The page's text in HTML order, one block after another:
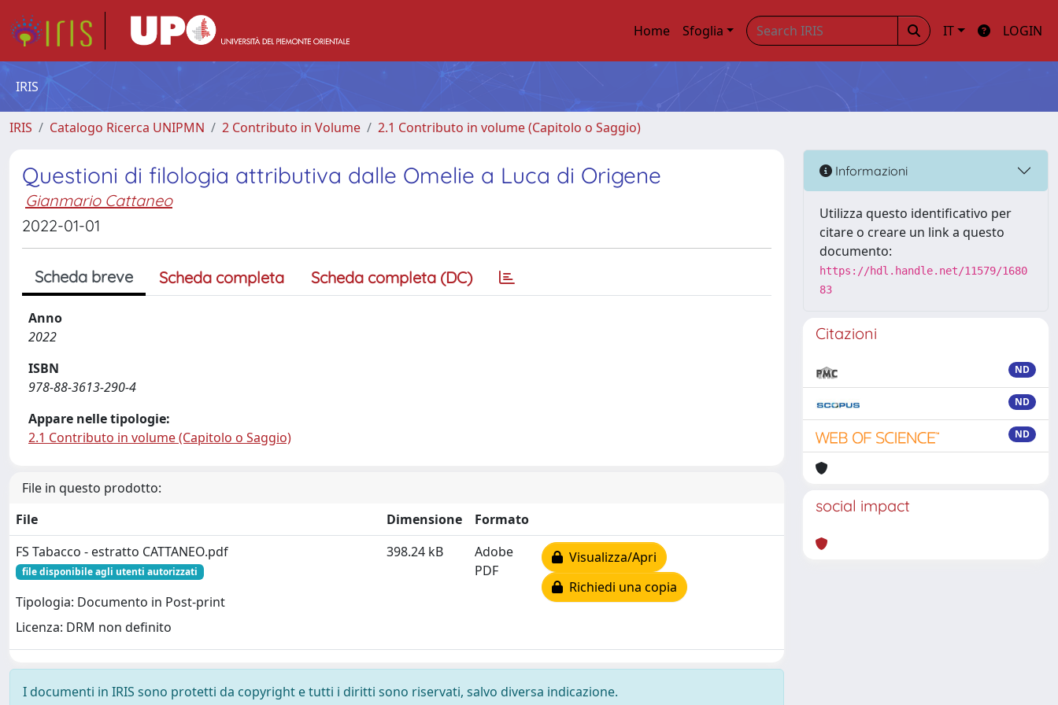
Home Sfoglia IT LOGIN
IRIS
IRIS Catalogo Ricerca UNIPMN 2 Contributo in Volume 2.1 Contributo in volume (Capitolo o Saggio)
Questioni di filologia attributiva dalle Omelie a Luca di Origene
Gianmario Cattaneo
2022-01-01
Scheda breve Scheda completa Scheda completa (DC)
Anno
2022
ISBN
978-88-3613-290-4
Appare nelle tipologie:
2.1 Contributo in volume (Capitolo o Saggio)
File in questo prodotto:
File
Dimensione
Formato
FS Tabacco - estratto CATTANEO.pdf
file disponibile agli utenti autorizzati
Tipologia: Documento in Post-print
Licenza: DRM non definito
398.24 kB
Adobe
PDF
Visualizza/Apri
Richiedi una copia
I documenti in IRIS sono protetti da copyright e tutti i diritti sono riservati, salvo diversa indicazione.
Informazioni
Utilizza questo identificativo per
citare o creare un link a questo
documento:
https://hdl.handle.net/11579/1680
83
Citazioni
ND
ND
ND
social impact